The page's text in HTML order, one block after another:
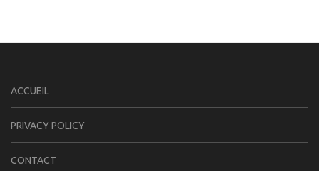
ACCUEIL
PRIVACY POLICY
CONTACT